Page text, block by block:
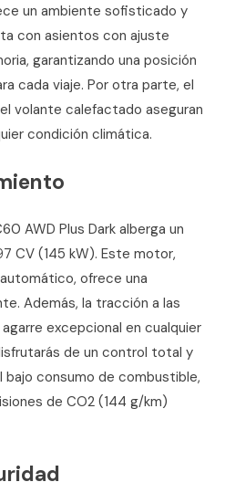
un ambiente sofisticado y
con asientos con ajuste
garantizando una posición
cada viaje. Por otra parte, el
volante calefactado aseguran
condición climática.
AWD Plus Dark alberga un
CV (145 kW). Este motor,
ofrece una
Además, la tracción a las
excepcional en cualquier
de un control total y
bajo consumo de combustible,
de CO2 (144 g/km)